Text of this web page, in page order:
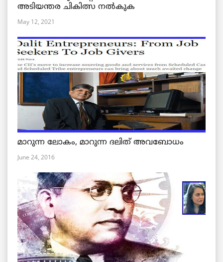
അടിയന്തര ചികിത്സ നൽകുക
May 12, 2021
മാറുന്ന ലോകം, മാറുന്ന ദലിത് അവബോധം
June 24, 2016